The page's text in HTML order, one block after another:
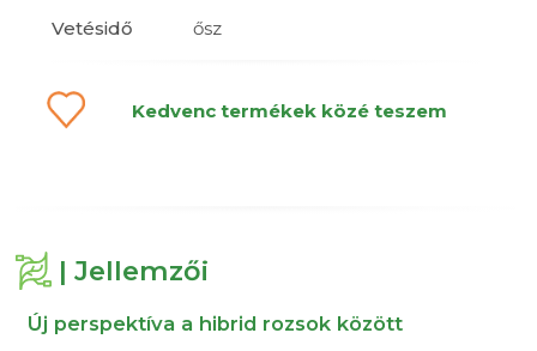
Vetésidő
ősz
Kedvenc termékek közé teszem
| Jellemzői
Új perspektíva a hibrid rozsok között